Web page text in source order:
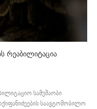
რეაბილიტაცია
სამუშაობი
საავტომობილო